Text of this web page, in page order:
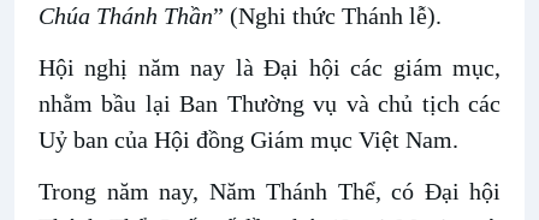
Chúa Thánh Thần” (Nghi thức Thánh lễ).
Hội nghị năm nay là Đại hội các giám mục,
nhằm bầu lại Ban Thường vụ và chủ tịch các
Uỷ ban của Hội đồng Giám mục Việt Nam.
Trong năm nay, Năm Thánh Thể, có Đại hội